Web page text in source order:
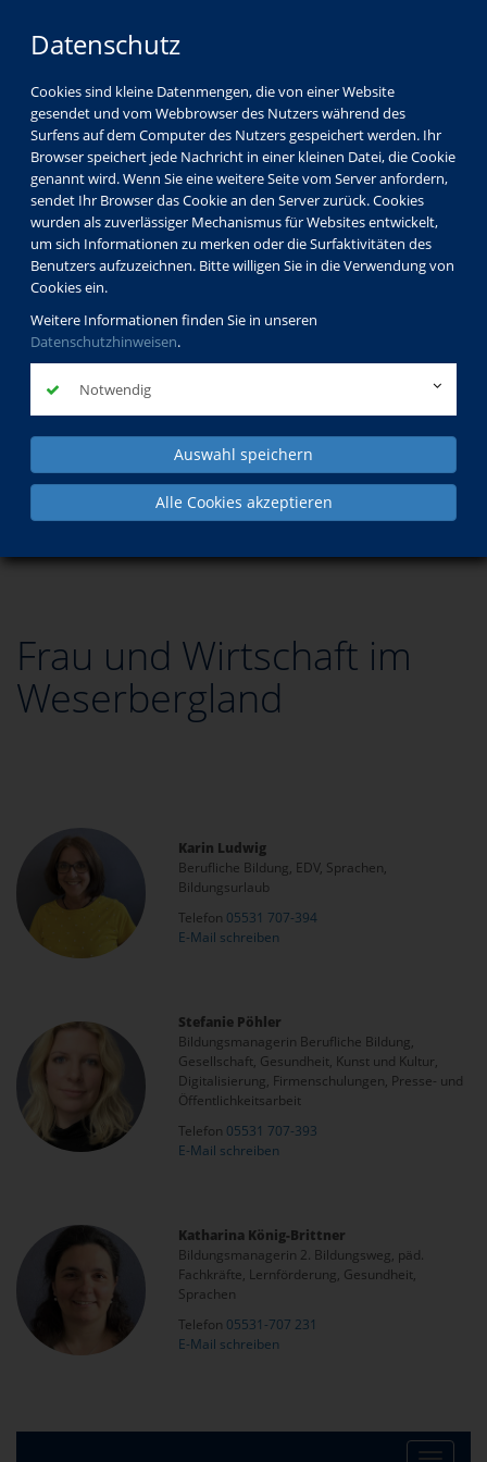
Datenschutz
Cookies sind kleine Datenmengen, die von einer Website
gesendet und vom Webbrowser des Nutzers während des
Surfens auf dem Computer des Nutzers gespeichert werden. Ihr
Browser speichert jede Nachricht in einer kleinen Datei, die Cookie
genannt wird. Wenn Sie eine weitere Seite vom Server anfordern,
sendet Ihr Browser das Cookie an den Server zurück. Cookies
wurden als zuverlässiger Mechanismus für Websites entwickelt,
um sich Informationen zu merken oder die Surfaktivitäten des
Benutzers aufzuzeichnen. Bitte willigen Sie in die Verwendung von
Cookies ein.
Weitere Informationen finden Sie in unseren
Datenschutzhinweisen.
Notwendig
Auswahl speichern
Alle Cookies akzeptieren
Berufliche Bildung
Frau und Wirtschaft im
Weserbergland
Karin Ludwig
Berufliche Bildung, EDV, Sprachen,
Bildungsurlaub
Telefon 05531 707-394
E-Mail schreiben
Stefanie Pöhler
Bildungsmanagerin Berufliche Bildung,
Gesellschaft, Gesundheit, Kunst und Kultur,
Digitalisierung, Firmenschulungen, Presse- und
Öffentlichkeitsarbeit
Telefon 05531 707-393
E-Mail schreiben
Katharina König-Brittner
Bildungsmanagerin 2. Bildungsweg, päd.
Fachkräfte, Lernförderung, Gesundheit,
Sprachen
Telefon 05531-707 231
E-Mail schreiben